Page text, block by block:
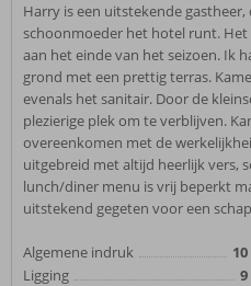
Harry is een uitstekende
schoonmoeder het hotel runt. Het
aan het einde van het seizoen. Ik
grond met een prettig terras.
evenals het sanitair. Door de
plezierige plek om te verblijven.
overeenkomen met de
uitgebreid met altijd heerlijk vers,
lunch/diner menu is vrij beperkt
uitstekend gegeten voor een
Algemene indruk
10
Ligging
9